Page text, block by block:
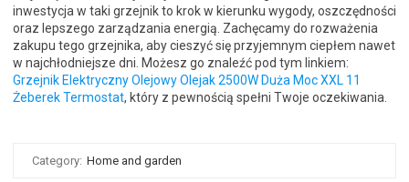
inwestycja w taki grzejnik to krok w kierunku wygody, oszczędności
oraz lepszego zarządzania energią. Zachęcamy do rozważenia
zakupu tego grzejnika, aby cieszyć się przyjemnym ciepłem nawet
w najchłodniejsze dni. Możesz go znaleźć pod tym linkiem:
Grzejnik Elektryczny Olejowy Olejak 2500W Duża Moc XXL 11
Żeberek Termostat, który z pewnością spełni Twoje oczekiwania.
Category: Home and garden